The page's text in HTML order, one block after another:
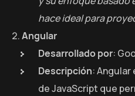
hace ideal para
Angular
Desarrollado por:
Descripción:
de JavaScript que